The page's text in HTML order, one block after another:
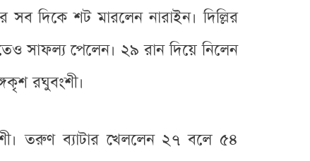
সব দিকে শট মারলেন নারাইন। দিল্লির
সাফল্য পেলেন। ২৯ রান দিয়ে নিলেন
রঘুবংশী।
তরুণ ব্যাটার খেললেন ২৭ বলে ৫৪